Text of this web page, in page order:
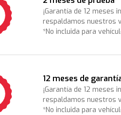
¡Garantía de 12 meses
respaldamos nuestros
*No incluida para
12 meses de
¡Garantía de 12 meses
respaldamos nuestros
*No incluida para